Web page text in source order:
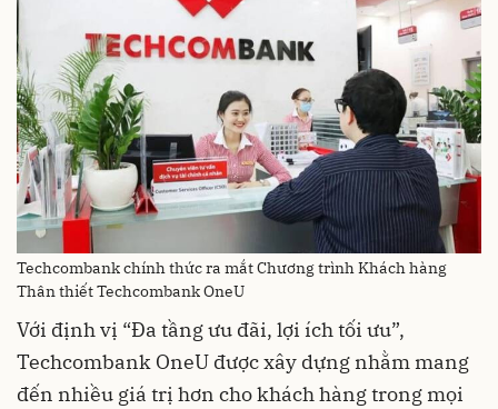
Techcombank chính thức ra mắt Chương trình Khách hàng
Thân thiết Techcombank OneU
Với định vị “Đa tầng ưu đãi, lợi ích tối ưu”,
Techcombank OneU được xây dựng nhằm mang
đến nhiều giá trị hơn cho khách hàng trong mọi